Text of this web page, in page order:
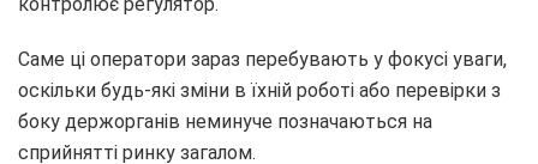
Саме ці оператори зараз перебувають у фокусі уваги,
оскільки будь-які зміни в їхній роботі або перевірки з
боку держорганів неминуче позначаються на
сприйнятті ринку загалом.